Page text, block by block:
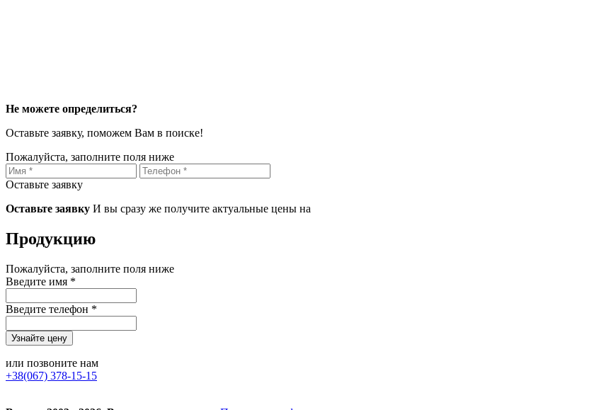
Не можете определиться?
Оставьте заявку, поможем Вам в поиске!
Пожалуйста, заполните поля ниже
Оставьте заявку
Оставьте заявку И вы сразу же получите актуальные цены на
Продукцию
Пожалуйста, заполните поля ниже
Введите имя *
Введите телефон *
или позвоните нам
+38(067) 378-15-15